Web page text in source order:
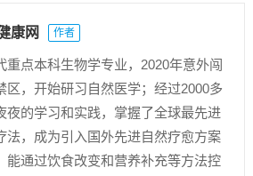
康网 作者
重点本科生物学专业，2020年意外闯
区，开始研习自然医学；经过2000多
夜的学习和实践，掌握了全球最先进
法，成为引入国外先进自然疗愈方案
能通过饮食改变和营养补充等方法控